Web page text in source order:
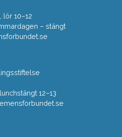
lör 10–12
– stängt
12–13